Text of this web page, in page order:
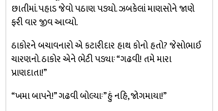
છાતીમાં. પહાડ જેવો પઠાણ પડ્યો. ઝબકેલાં માણસોને જાણે
ફરી વાર જીવ આવ્યો.
ઠાકોરને બચાવનારો એ કટારીદાર હાથ કોનો હતો? જેસોભાઈ
ચારણનો. ઠાકોર એને ભેટી પડ્યાઃ “ગઢવી! તમે મારા
પ્રાણદાતા!”
“ખમા બાપને!” ગઢવી બોલ્યાઃ”હું નહિ, જોગમાયા!”